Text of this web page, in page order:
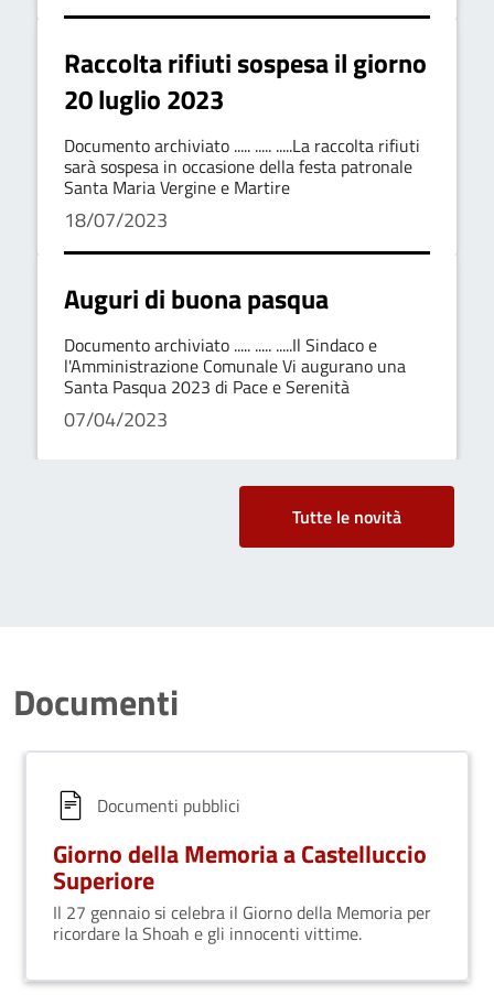
Raccolta rifiuti sospesa il giorno
20 luglio 2023
Documento archiviato ..... ..... .....La raccolta rifiuti
sarà sospesa in occasione della festa patronale
Santa Maria Vergine e Martire
18/07/2023
Auguri di buona pasqua
Documento archiviato ..... ..... .....Il Sindaco e
l'Amministrazione Comunale Vi augurano una
Santa Pasqua 2023 di Pace e Serenità
07/04/2023
Tutte le novità
Documenti
Documenti pubblici
Giorno della Memoria a Castelluccio
Superiore
Il 27 gennaio si celebra il Giorno della Memoria per
ricordare la Shoah e gli innocenti vittime.